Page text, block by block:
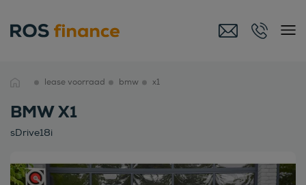
lease voorraad bmw x1
BMW X1
sDrive18i